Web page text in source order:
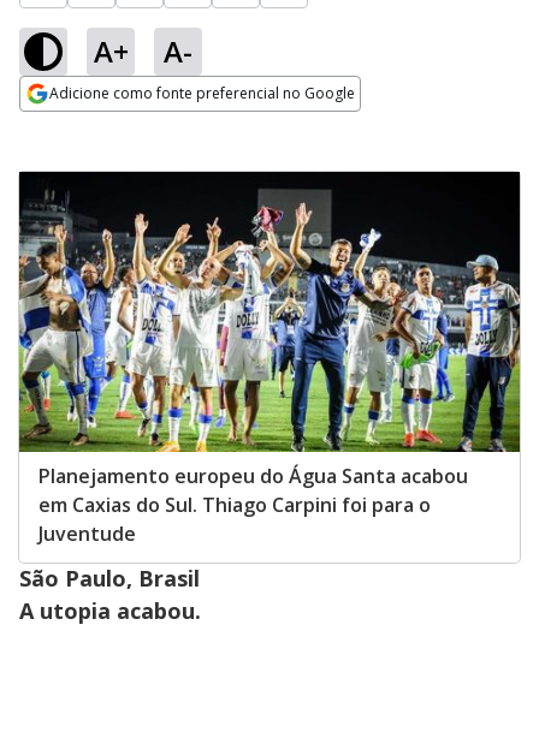
A+ A-
Adicione como fonte preferencial no Google
Planejamento europeu do Água Santa acabou
em Caxias do Sul. Thiago Carpini foi para o
Juventude
São Paulo, Brasil
A utopia acabou.